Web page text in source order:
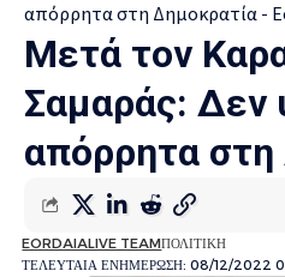
Μετά τον
Σαμαράς: Δεν
απόρρητα
ΤΕΛΕΥΤΑΙΑ ΕΝΗΜΕΡΩΣΗ: 08/12/2022
EORDAIALIVE TEAMΠΟΛΙΤΙΚΗ